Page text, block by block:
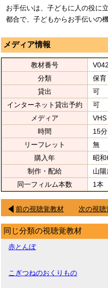
お手伝いは、子どもに人の役に
都合で、子どもからお手伝いの
メディア情報
教材番号
分類
保
貸出
可
インターネット貸出予約
可
メディア
VHS
時間
15分
リーフレット
無
購入年
昭
制作・配給
山
同一フィルム本数
1本
前の視聴覚教材 次の視聴
同じ分類の視聴覚教材
赤とんぼ
こぎつねのおくりもの